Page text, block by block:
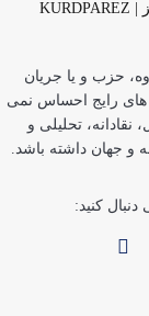
حزب و یا جریان
رایج احساس نمی
نقادانه، تحلیلی و
و جهان داشته باشد.
کنید: